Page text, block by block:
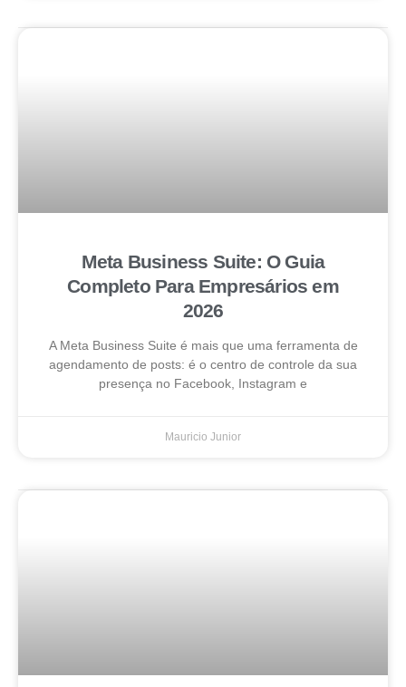
Meta Business Suite: O Guia
Completo Para Empresários em
2026
A Meta Business Suite é mais que uma ferramenta de
agendamento de posts: é o centro de controle da sua
presença no Facebook, Instagram e
Mauricio Junior